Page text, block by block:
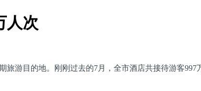
人次
游目的地。刚刚过去的7月，全市酒店共接待游客997